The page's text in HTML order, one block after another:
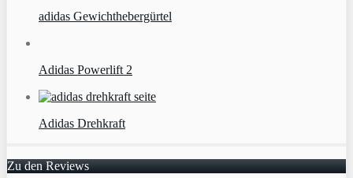
adidas Gewichthebergürtel
Adidas Powerlift 2
Adidas Drehkraft
Zu den Reviews